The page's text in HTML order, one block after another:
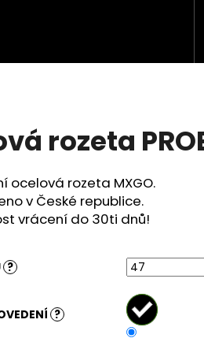
rozeta
ocelová rozeta MXGO.
v České republice.
vrácení do 30ti dnů!
?
?